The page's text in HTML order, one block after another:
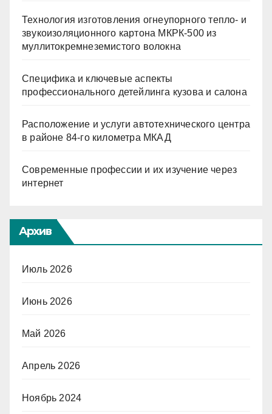
Технология изготовления огнеупорного тепло- и
звукоизоляционного картона МКРК-500 из
муллитокремнеземистого волокна
Специфика и ключевые аспекты
профессионального детейлинга кузова и салона
Расположение и услуги автотехнического центра
в районе 84-го километра МКАД
Современные профессии и их изучение через
интернет
Архив
Июль 2026
Июнь 2026
Май 2026
Апрель 2026
Ноябрь 2024